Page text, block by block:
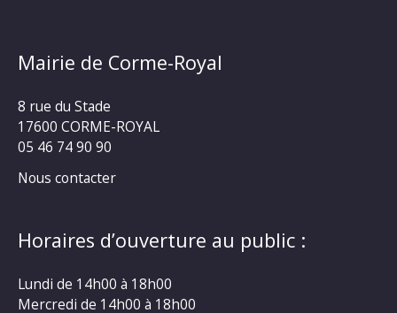
Mairie de Corme-Royal
8 rue du Stade
17600 CORME-ROYAL
05 46 74 90 90
Nous contacter
Horaires d’ouverture au public :
Lundi de 14h00 à 18h00
Mercredi de 14h00 à 18h00